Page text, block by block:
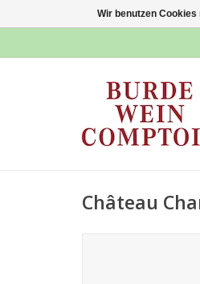
Château
Wir benutzen